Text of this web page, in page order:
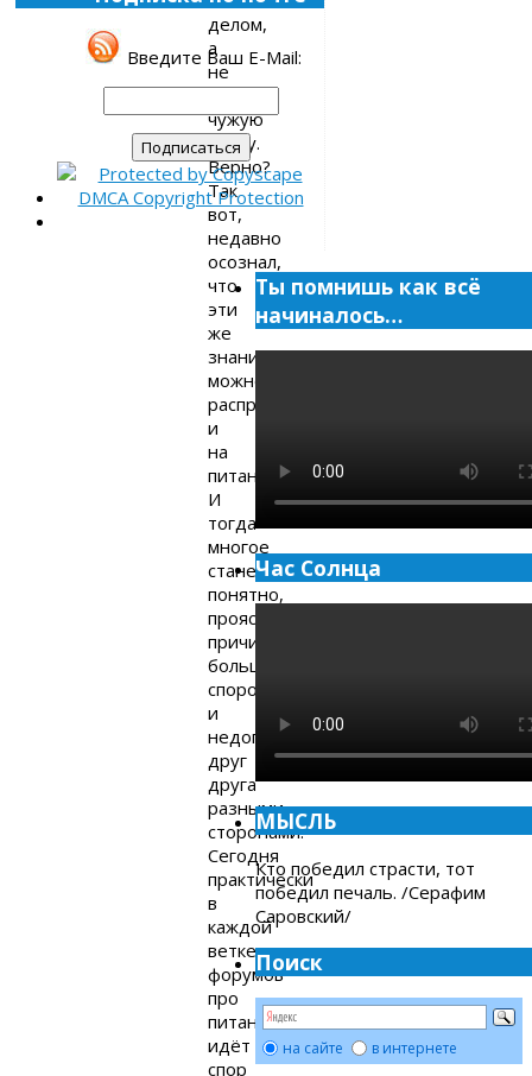
делом,
а
не
тянуть
чужую
лямку.
Верно?
Так
вот,
недавно
осознал,
что
эти
же
знания
можно
распространить
и
на
питание.
И
тогда
многое
станет
понятно,
прояснятся
причины
большинства
споров
и
недопонимания
друг
друга
разными
сторонами.
Сегодня
практически
в
каждой
ветке
форумов
про
питание
идёт
спор
Введите Ваш E-Mail:
Ты помнишь как всё
начиналось…
Час Солнца
МЫСЛЬ
Кто победил страсти, тот
победил печаль. /Серафим
Саровский/
Поиск
на сайте в интернете